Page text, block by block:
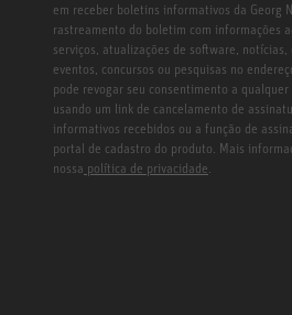
em receber boletins informativos da Georg
rastreamento do boletim com informações
serviços, atualizações de software,
eventos, concursos ou pesquisas no
pode revogar seu consentimento a
usando um link de cancelamento de
informativos recebidos ou a função de
portal de cadastro do produto. Mais
nossa política de privacidade.